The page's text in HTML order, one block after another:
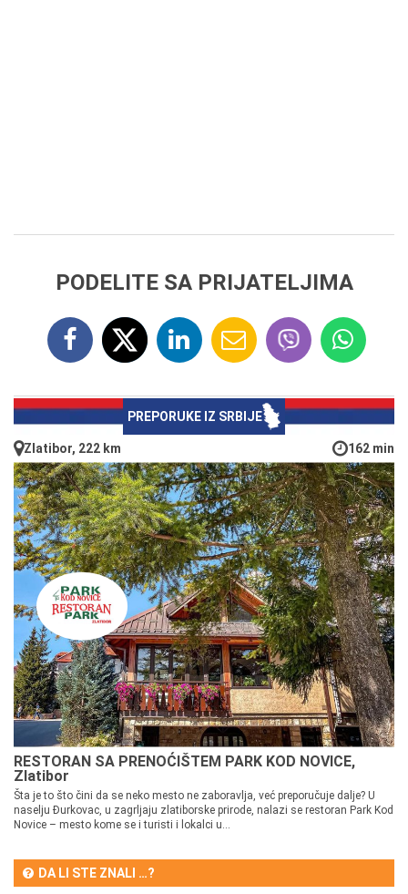
PODELITE SA PRIJATELJIMA
PREPORUKE IZ SRBIJE
Zlatibor, 222 km 162 min
RESTORAN SA PRENOĆIŠTEM PARK KOD NOVICE,
Zlatibor
Šta je to što čini da se neko mesto ne zaboravlja, već preporučuje dalje? U
naselju Đurkovac, u zagrljaju zlatiborske prirode, nalazi se restoran Park Kod
Novice – mesto kome se i turisti i lokalci u...
DA LI STE ZNALI …?